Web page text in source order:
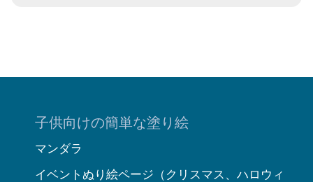
子供向けの簡単な塗り絵
マンダラ
イベントぬり絵ページ（クリスマス、ハロウィ